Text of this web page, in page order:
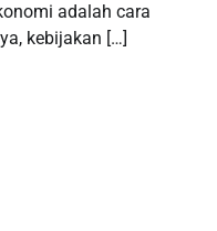
adalah cara
kebijakan […]